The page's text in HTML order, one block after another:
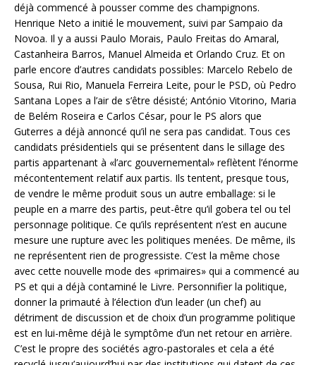
déjà commencé à pousser comme des champignons.
Henrique Neto a initié le mouvement, suivi par Sampaio da
Novoa. Il y a aussi Paulo Morais, Paulo Freitas do Amaral,
Castanheira Barros, Manuel Almeida et Orlando Cruz. Et on
parle encore d’autres candidats possibles: Marcelo Rebelo de
Sousa, Rui Rio, Manuela Ferreira Leite, pour le PSD, où Pedro
Santana Lopes a l’air de s’être désisté; António Vitorino, Maria
de Belém Roseira e Carlos César, pour le PS alors que
Guterres a déjà annoncé qu’il ne sera pas candidat. Tous ces
candidats présidentiels qui se présentent dans le sillage des
partis appartenant à «l’arc gouvernemental» reflètent l’énorme
mécontentement relatif aux partis. Ils tentent, presque tous,
de vendre le même produit sous un autre emballage: si le
peuple en a marre des partis, peut-être qu’il gobera tel ou tel
personnage politique. Ce qu’ils représentent n’est en aucune
mesure une rupture avec les politiques menées. De même, ils
ne représentent rien de progressiste. C’est la même chose
avec cette nouvelle mode des «primaires» qui a commencé au
PS et qui a déjà contaminé le Livre. Personnifier la politique,
donner la primauté à l’élection d’un leader (un chef) au
détriment de discussion et de choix d’un programme politique
est en lui-même déjà le symptôme d’un net retour en arrière.
C’est le propre des sociétés agro-pastorales et cela a été